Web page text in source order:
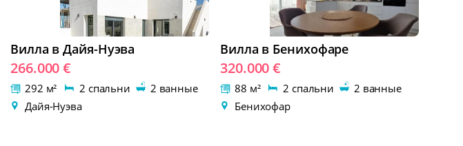
Вилла в Дайя-Нуэва
266.000 €
292 м² 2 спальни
2 ванные
Дайя-Нуэва
Вилла в Бенихофаре
320.000 €
88 м² 2 спальни
2 ванные
Бенихофар